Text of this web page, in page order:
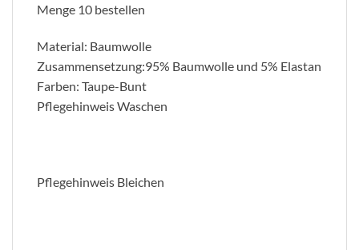
Menge 10 bestellen
Material: Baumwolle
Zusammensetzung:95% Baumwolle und 5% Elastan
Farben: Taupe-Bunt
Pflegehinweis Waschen
Pflegehinweis Bleichen